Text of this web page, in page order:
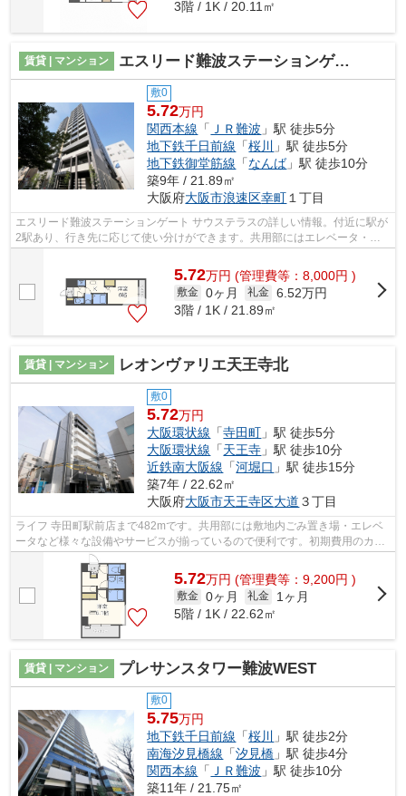
3階 / 1K / 20.11㎡
賃貸 | マンション エスリード難波ステーションゲート サウステラス
敷0
5.72万円
関西本線 「 ＪＲ難波 」駅 徒歩5分
地下鉄千日前線 「桜川
」駅 徒歩5分
地下鉄御堂筋線 「なんば」駅 徒歩10分
築9年 / 21.89㎡
大阪府大阪市浪速区幸町１丁目
エスリード難波ステーションゲート サウステラスの詳しい情報。付近に駅が
2駅あり、行き先に応じて使い分けができます。共用部にはエレベータ・敷
5.72万円 (管理費等：8,000円 )
敷金 0ヶ月 礼金 6.52万円
3階 / 1K / 21.89㎡
賃貸 | マンション レオンヴァリエ天王寺北
敷0
5.72万円
大阪環状線 「寺田町 」駅 徒歩5分
大阪環状線 「天王寺 」駅 徒歩10分
近鉄南大阪線 「河堀口 」駅 徒歩15分
築7年 / 22.62㎡
大阪府大阪市天王寺区大道 ３丁目
ライフ 寺田町駅前店まで482mです。共用部には敷地内ごみ置き場・エレベ
ータなど様々な設備やサービスが揃っているので便利です。初期費用のカー
ド決済ができます。こちらの物件はマン...
5.72万円 (管理費等：9,200円 )
敷金 0ヶ月 礼金
1ヶ月
5階 / 1K / 22.62㎡
賃貸 | マンション プレサンスタワー難波WEST
敷0
5.75万円
地下鉄千日前線 「桜川
」駅 徒歩2分
南海汐見橋線 「汐見橋 」駅 徒歩4分
関西本線 「 ＪＲ難波 」駅 徒歩10分
築11年 / 21.75㎡